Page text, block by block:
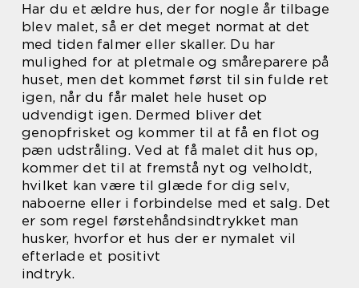
Har du et ældre hus, der for nogle år tilbage
blev malet, så er det meget normat at det
med tiden falmer eller skaller. Du har
mulighed for at pletmale og småreparere på
huset, men det kommet først til sin fulde ret
igen, når du får malet hele huset op
udvendigt igen. Dermed bliver det
genopfrisket og kommer til at få en flot og
pæn udstråling. Ved at få malet dit hus op,
kommer det til at fremstå nyt og velholdt,
hvilket kan være til glæde for dig selv,
naboerne eller i forbindelse med et salg. Det
er som regel førstehåndsindtrykket man
husker, hvorfor et hus der er nymalet vil
efterlade et positivt
indtryk.